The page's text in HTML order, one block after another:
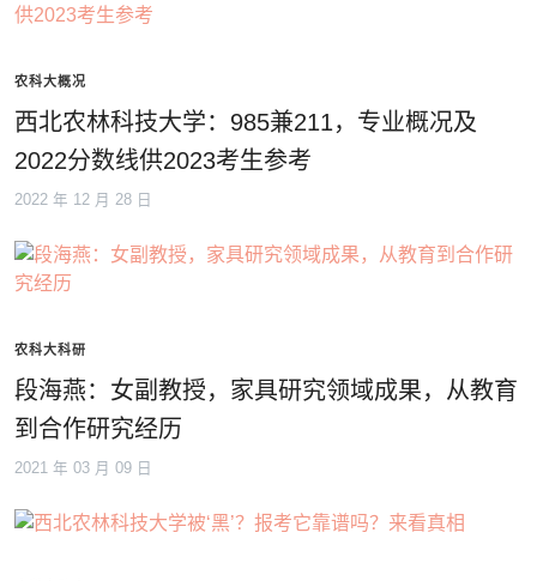
农科大概况
西北农林科技大学：985兼211，专业概况及
2022分数线供2023考生参考
2022 年 12 月 28 日
农科大科研
段海燕：女副教授，家具研究领域成果，从教育
到合作研究经历
2021 年 03 月 09 日